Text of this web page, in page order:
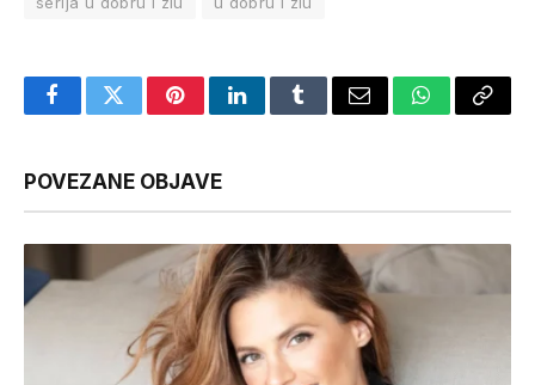
FacebookTwitterPinterestLinkedInTumblrEmail WhatsApp
Copy
POVEZANE OBJAVE